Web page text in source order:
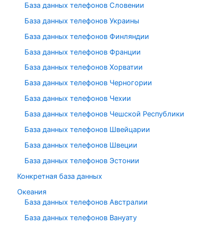
База данных телефонов Словении
База данных телефонов Украины
База данных телефонов Финляндии
База данных телефонов Франции
База данных телефонов Хорватии
База данных телефонов Черногории
База данных телефонов Чехии
База данных телефонов Чешской Республики
База данных телефонов Швейцарии
База данных телефонов Швеции
База данных телефонов Эстонии
Конкретная база данных
Океания
База данных телефонов Австралии
База данных телефонов Вануату